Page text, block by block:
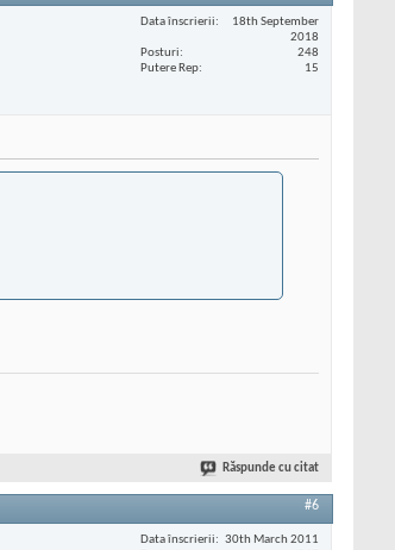
Data înscrierii
18th September
2018
Posturi
248
Putere Rep
15
Răspunde cu citat
#6
Data înscrierii
30th March 2011